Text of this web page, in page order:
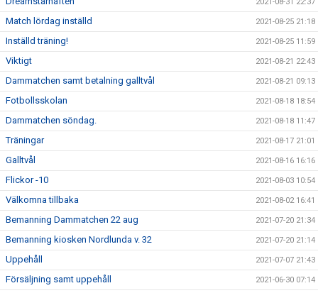
Match lördag inställd 2021-08-25 21:18
Inställd träning! 2021-08-25 11:59
Viktigt 2021-08-21 22:43
Dammatchen samt betalning galltvål 2021-08-21 09:13
Fotbollsskolan 2021-08-18 18:54
Dammatchen söndag. 2021-08-18 11:47
Träningar 2021-08-17 21:01
Galltvål 2021-08-16 16:16
Flickor -10 2021-08-03 10:54
Välkomna tillbaka 2021-08-02 16:41
Bemanning Dammatchen 22 aug 2021-07-20 21:34
Bemanning kiosken Nordlunda v. 32 2021-07-20 21:14
Uppehåll 2021-07-07 21:43
Försäljning samt uppehåll 2021-06-30 07:14